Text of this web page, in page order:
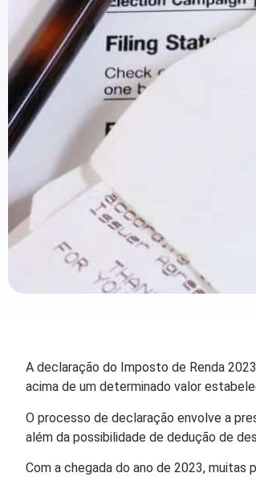
A declaração do Imposto de Renda
acima de um determinado valor
O processo de declaração envolve a
além da possibilidade de dedução de
Com a chegada do ano de 2023, muitas